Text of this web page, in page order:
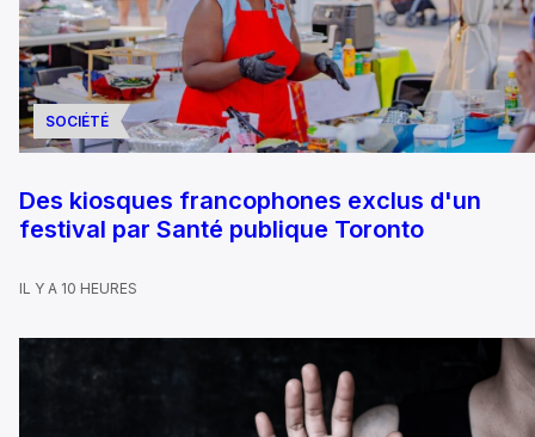
SOCIÉTÉ
Des kiosques francophones exclus d'un
festival par Santé publique Toronto
IL Y A 10 HEURES